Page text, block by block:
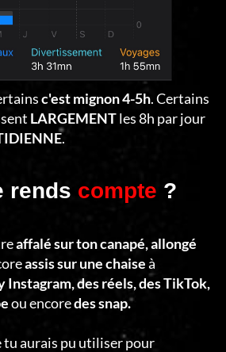
c'est mignon 4-5h. Certains
LARGEMENTles 8h par jour
.
rends compte ?
affalé sur ton canapé, allongé
assis sur une chaiseà
Instagram, des réels, des TikTok,
ou encoredes snap.
tu aurais pu utiliser pour